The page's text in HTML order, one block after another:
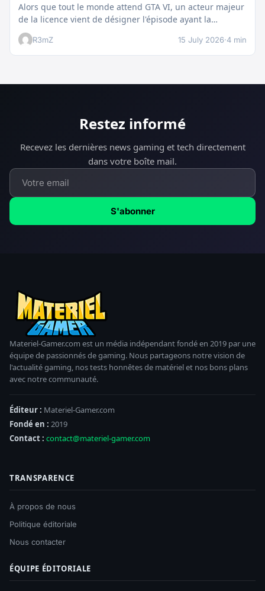
Alors que tout le monde attend GTA VI, un acteur majeur
de la licence vient de désigner l'épisode ayant la…
R3mZ 15 July 2026·4 min
Restez informé
Recevez les dernières news gaming et tech directement
dans votre boîte mail.
S'abonner
Materiel-Gamer.com est un média indépendant fondé en 2019 par une
équipe de passionnés de gaming. Nous partageons notre vision de
l'actualité gaming, nos tests honnêtes de matériel et nos bons plans
avec notre communauté.
Éditeur : Materiel-Gamer.com
Fondé en : 2019
Contact : contact@materiel-gamer.com
TRANSPARENCE
À propos de nous
Politique éditoriale
Nous contacter
ÉQUIPE ÉDITORIALE